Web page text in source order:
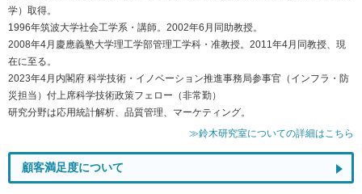
学）取得。
1996年筑波大学社会工学系・講師。2002年6月同助教授。
2008年4月慶應義塾大学理工学部管理工学科・准教授。2011年4月同教授、現
在に至る。
2023年4月内閣府 科学技術・イノベーション推進事務局参事官（インフラ・防
災担当）付上席科学技術政策フェロー（非常勤）
研究分野は応用統計解析、品質管理、マーケティング。
≫鈴木研究室についての詳細はこちら
顧客満足度について